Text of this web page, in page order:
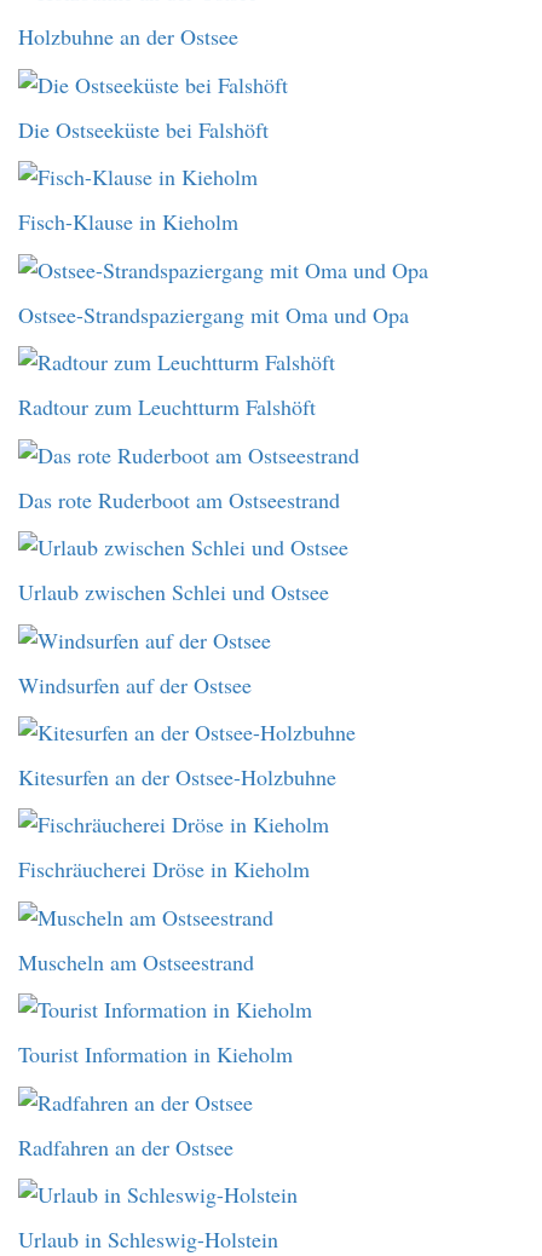
Holzbuhne an der Ostsee
Die Ostseeküste bei Falshöft
Fisch-Klause in Kieholm
Ostsee-Strandspaziergang mit Oma und Opa
Radtour zum Leuchtturm Falshöft
Das rote Ruderboot am Ostseestrand
Urlaub zwischen Schlei und Ostsee
Windsurfen auf der Ostsee
Kitesurfen an der Ostsee-Holzbuhne
Fischräucherei Dröse in Kieholm
Muscheln am Ostseestrand
Tourist Information in Kieholm
Radfahren an der Ostsee
Urlaub in Schleswig-Holstein